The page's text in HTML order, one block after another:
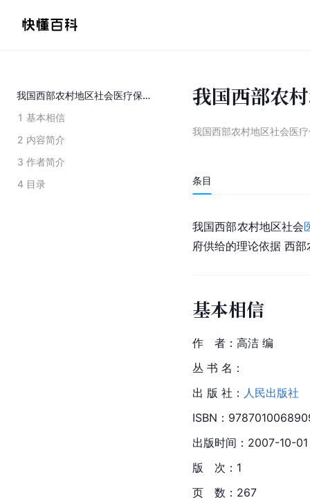
我国西部农村地区社会医疗保险的政府供给研究
1 基本相信
2 内容简介
3 作者简介
4 目录
我国西部农
我国西部农村地区社会医
条目
我国西部农村地区社会
府供给的理论依据 西
基本相信
作　者：高洁 编
丛 书 名：
出 版 社： 人民出版社
ISBN：
出版时间：2007-10-01
版　次：1
页　数：267